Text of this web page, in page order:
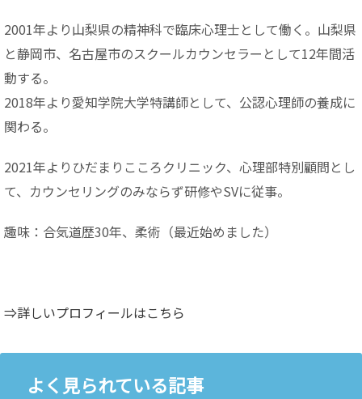
2001年より山梨県の精神科で臨床心理士として働く。山梨県
と静岡市、名古屋市のスクールカウンセラーとして12年間活
動する。
2018年より愛知学院大学特講師として、公認心理師の養成に
関わる。
2021年よりひだまりこころクリニック、心理部特別顧問とし
て、カウンセリングのみならず研修やSVに従事。
趣味：合気道歴30年、柔術（最近始めました）
⇒詳しいプロフィールはこちら
よく見られている記事